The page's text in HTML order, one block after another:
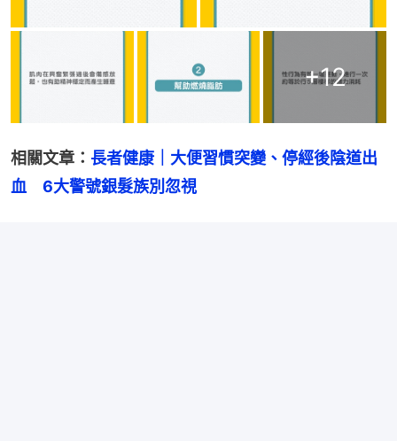
+12
相關文章： 長者健康｜大便習慣突變、停經後陰道出
血　6大警號銀髮族別忽視